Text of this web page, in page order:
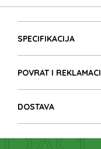
SPECIFIKACIJA
POVRAT I
DOSTAVA